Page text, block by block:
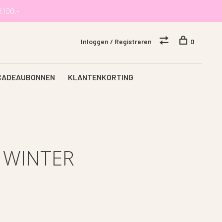
KLANTENKORTING
Inloggen / Registreren 0